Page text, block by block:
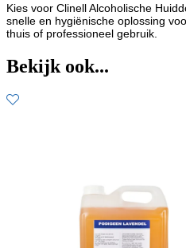
Kies voor Clinell Alcoholische
snelle en hygiënische oplossing
thuis of professioneel gebruik.
Bekijk ook...